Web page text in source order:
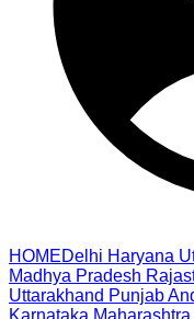
HOMEDelhi Haryana
Madhya Pradesh
Uttarakhand Punjab
Karnataka Maharashtra